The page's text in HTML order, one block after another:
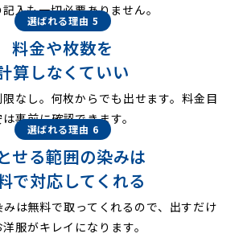
入も一切必要ありません。
選ばれる理由 5
料金や枚数を
算しなくていい
なし。何枚からでも出せます。料金目
は事前に確認できます。
選ばれる理由 6
せる範囲の染みは
で対応してくれる
は無料で取ってくれるので、出すだけ
洋服がキレイになります。